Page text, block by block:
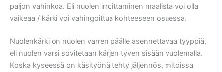
paljon vahinkoa. Eli nuolen irroittaminen maalista voi olla
vaikeaa / kärki voi vahingoittua kohteeseen osuessa.
Nuolenkärki on nuolen varren päälle asennettavaa tyyppiä,
eli nuolen varsi sovitetaan kärjen tyven sisään vuolemalla.
Koska kyseessä on käsityönä tehty jäljennös, mitoissa